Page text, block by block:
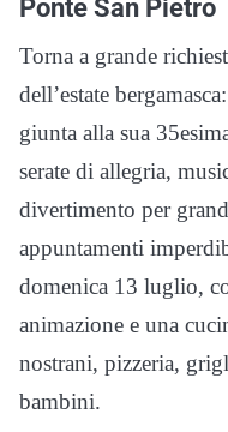
Ponte San Pietro
Torna a grande
dell’estate
giunta alla sua
serate di allegria,
divertimento per
appuntamenti
domenica 13 luglio,
animazione e una
nostrani, pizzeria,
bambini.